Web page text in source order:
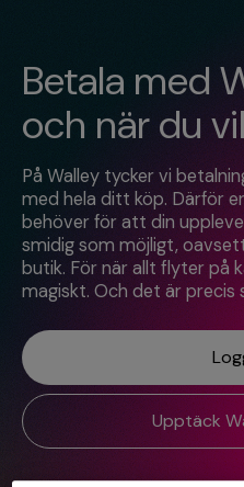
Betala med
och när du
På Walley tycker vi
med hela ditt köp. Därför
behöver för att din
smidig som möjligt,
butik. För när allt flyter på
magiskt. Och det är precis
Upptäck